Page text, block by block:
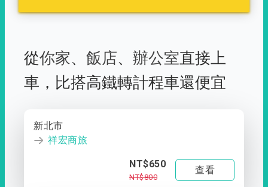
從你家、 飯店、 辦公室直接上
車， 比搭高鐵轉計程車還便宜
新北市
祥宏商旅
NT$650
NT$800
查看